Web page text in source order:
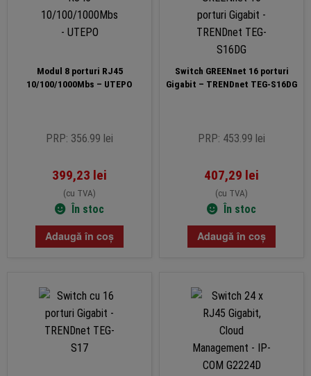
Modul 8 porturi RJ45
10/100/1000Mbs – UTEPO
PRP: 356.99 lei
399,23 lei
(cu TVA)
În stoc
Adaugă în coș
Switch GREENnet 16 porturi
Gigabit – TRENDnet TEG-S16DG
PRP: 453.99 lei
407,29 lei
(cu TVA)
În stoc
Adaugă în coș